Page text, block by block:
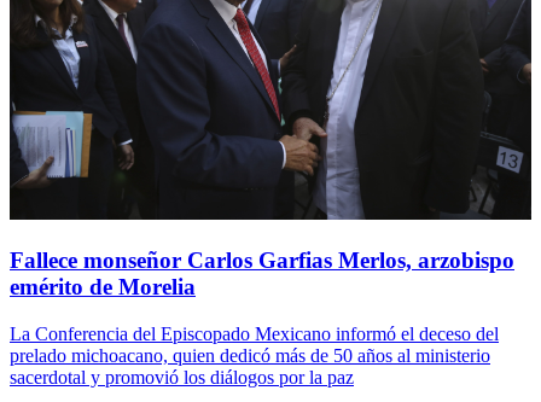
Fallece monseñor Carlos Garfias Merlos, arzobispo
emérito de Morelia
La Conferencia del Episcopado Mexicano informó el deceso del
prelado michoacano, quien dedicó más de 50 años al ministerio
sacerdotal y promovió los diálogos por la paz